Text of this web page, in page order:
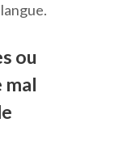
ou
mal